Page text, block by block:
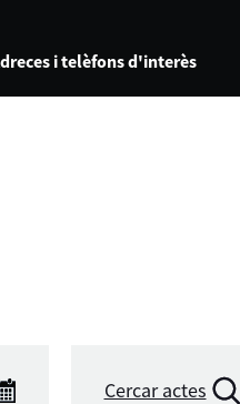
i telèfons d'interès
Cercar actes